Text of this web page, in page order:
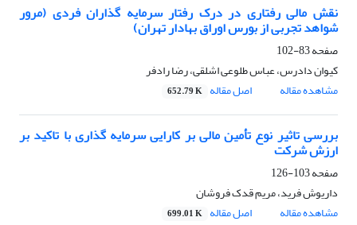
نقش مالی رفتاری در درک رفتار سرمایه گذاران فردی (مرور
شواهد تجربی از بورس اوراق بهادار تهران)
صفحه83-102
کیوان دادرس، عباس طلوعی اشلقی، رضا رادفر
مشاهده مقاله
اصل مقاله 652.79 K
بررسی تاثیر نوع تأمین مالی بر کارایی سرمایه گذاری با تاکید بر
ارزش شرکت
صفحه103-126
داریوش فرید، مریم قدک فروشان
مشاهده مقاله
اصل مقاله 699.01 K